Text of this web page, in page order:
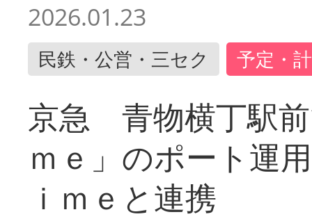
2026.01.23
民鉄・公営・三セク 予定・
京急 青物横丁駅
ｍｅ」のポート運
ｉｍｅと連携